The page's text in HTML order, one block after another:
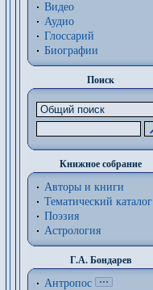
Видео
Аудио
Глоссарий
Биографии
Поиск
Книжное собрание
Авторы и книги
Тематический каталог
Поэзия
Астрология
Г.А. Бондарев
Антропос